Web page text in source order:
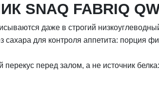
FABRIQ
даже в строгий
для контроля аппетита: порция
перед залом, а не источник